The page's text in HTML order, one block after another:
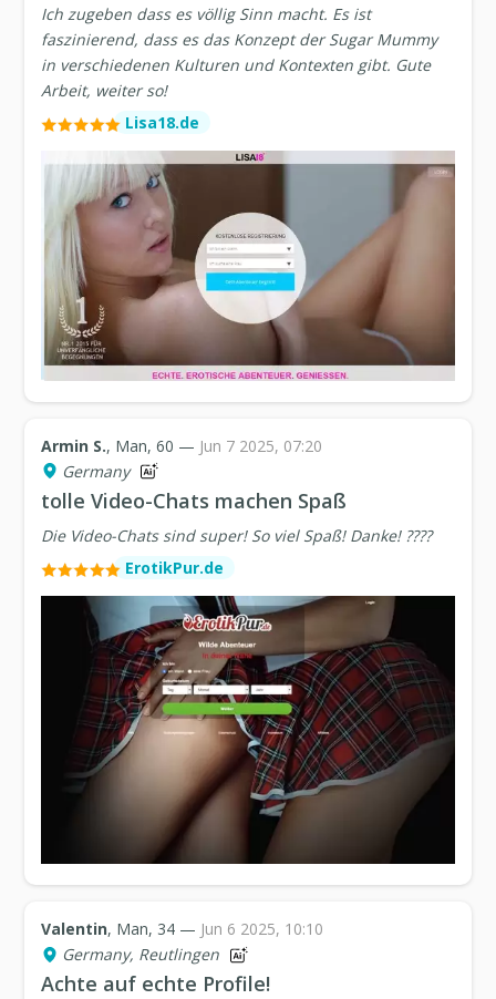
Ich zugeben dass es völlig Sinn macht. Es ist
faszinierend, dass es das Konzept der Sugar Mummy
in verschiedenen Kulturen und Kontexten gibt. Gute
Arbeit, weiter so!
Lisa18.de
Armin S., Man, 60 — Jun 7 2025, 07:20
Germany
tolle Video-Chats machen Spaß
Die Video-Chats sind super! So viel Spaß! Danke! ????
ErotikPur.de
Valentin, Man, 34 — Jun 6 2025, 10:10
Germany, Reutlingen
Achte auf echte Profile!